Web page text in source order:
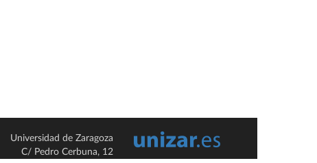
Universidad de Zaragoza
C/ Pedro Cerbuna, 12